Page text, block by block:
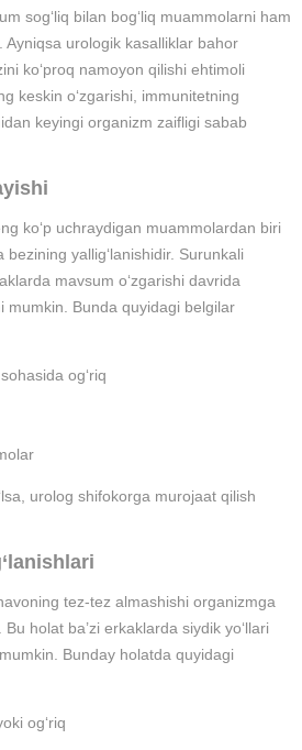
sog‘liq bilan bog‘liq muammolarni ham
urologik kasalliklar bahor
ko‘proq namoyon qilishi ehtimoli
keskin o‘zgarishi, immunitetning
keyingi organizm zaifligi sabab
ko‘p uchraydigan muammolardan biri
bezining yallig‘lanishidir. Surunkali
mavsum o‘zgarishi davrida
mumkin. Bunda quyidagi belgilar
og‘riq
urolog shifokorga murojaat qilish
tez-tez almashishi organizmga
holat ba’zi erkaklarda siydik yo‘llari
Bunday holatda quyidagi
og‘riq